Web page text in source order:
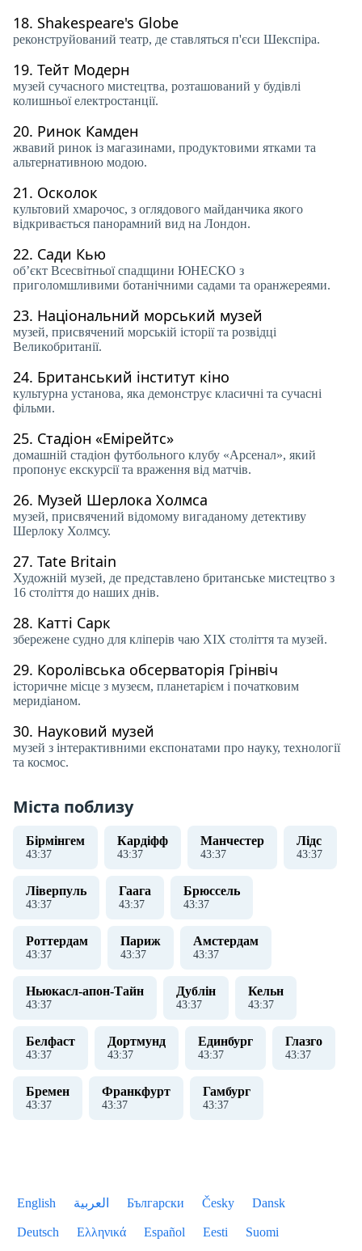
18. Shakespeare's Globe
реконструйований театр, де ставляться п'єси Шекспіра.
19. Тейт Модерн
музей сучасного мистецтва, розташований у будівлі
колишньої електростанції.
20. Ринок Камден
жвавий ринок із магазинами, продуктовими ятками та
альтернативною модою.
21. Осколок
культовий хмарочос, з оглядового майданчика якого
відкривається панорамний вид на Лондон.
22. Сади Кью
об’єкт Всесвітньої спадщини ЮНЕСКО з
приголомшливими ботанічними садами та оранжереями.
23. Національний морський музей
музей, присвячений морській історії та розвідці
Великобританії.
24. Британський інститут кіно
культурна установа, яка демонструє класичні та сучасні
фільми.
25. Стадіон «Емірейтс»
домашній стадіон футбольного клубу «Арсенал», який
пропонує екскурсії та враження від матчів.
26. Музей Шерлока Холмса
музей, присвячений відомому вигаданому детективу
Шерлоку Холмсу.
27. Tate Britain
Художній музей, де представлено британське мистецтво з
16 століття до наших днів.
28. Катті Сарк
збережене судно для кліперів чаю XIX століття та музей.
29. Королівська обсерваторія Грінвіч
історичне місце з музеєм, планетарієм і початковим
меридіаном.
30. Науковий музей
музей з інтерактивними експонатами про науку, технології
та космос.
Міста поблизу
Бірмінгем
43:37
Кардіфф
43:37
Манчестер
43:37
Лідс
43:37
Ліверпуль
43:37
Гаага
43:37
Брюссель
43:37
Роттердам
43:37
Париж
43:37
Амстердам
43:37
Ньюкасл-апон-Тайн
43:37
Дублін
43:37
Кельн
43:37
Белфаст
43:37
Дортмунд
43:37
Единбург
43:37
Глазго
43:37
Бремен
43:37
Франкфурт
43:37
Гамбург
43:37
English العربية Български Česky Dansk
Deutsch Ελληνικά Español Eesti Suomi